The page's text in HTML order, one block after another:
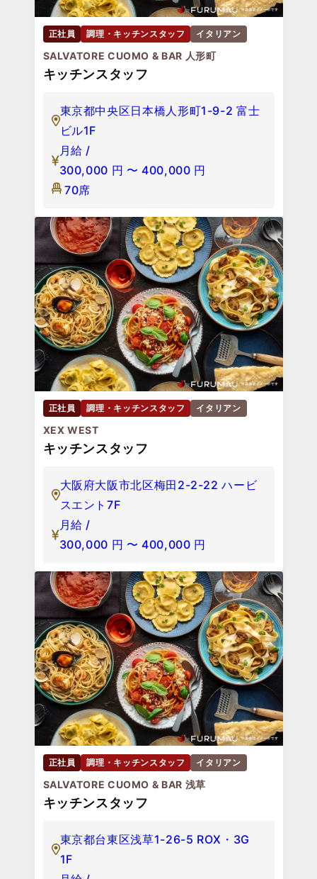
正社員 調理・キッチンスタッフ イタリアン
SALVATORE CUOMO & BAR 人形町
キッチンスタッフ
東京都中央区日本橋人形町1-9-2 富士
ビル1F
月給 /
300,000 円 〜 400,000 円
70席
正社員 調理・キッチンスタッフ イタリアン
XEX WEST
キッチンスタッフ
大阪府大阪市北区梅田2-2-22 ハービ
スエント7F
月給 /
300,000 円 〜 400,000 円
正社員 調理・キッチンスタッフ イタリアン
SALVATORE CUOMO & BAR 浅草
キッチンスタッフ
東京都台東区浅草1-26-5 ROX・3G
1F